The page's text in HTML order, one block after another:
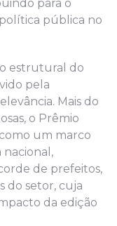
para o
pública no
estrutural do
pela
Mais do
o Prêmio
um marco
nacional,
de prefeitos,
do setor, cuja
da edição